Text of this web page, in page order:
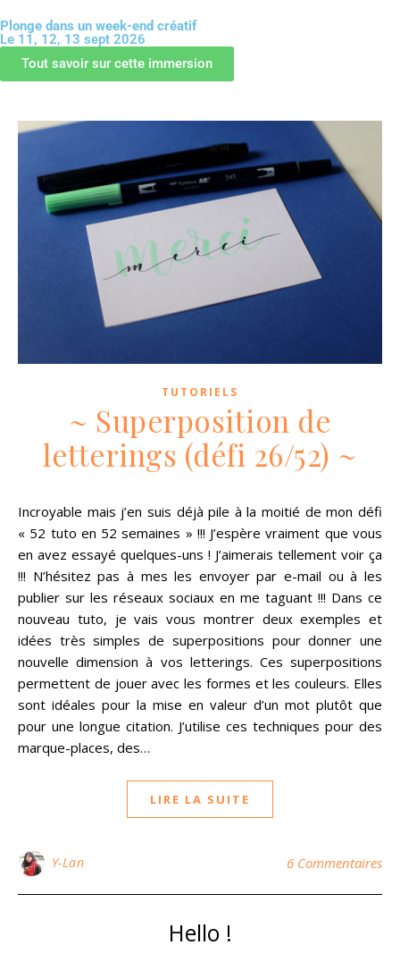
TUTORIELS
~ Superposition de
letterings (défi 26/52) ~
Incroyable mais j’en suis déjà pile à la moitié de mon défi
« 52 tuto en 52 semaines » !!! J’espère vraiment que vous
en avez essayé quelques-uns ! J’aimerais tellement voir ça
!!! N’hésitez pas à mes les envoyer par e-mail ou à les
publier sur les réseaux sociaux en me taguant !!! Dans ce
nouveau tuto, je vais vous montrer deux exemples et
idées très simples de superpositions pour donner une
nouvelle dimension à vos letterings. Ces superpositions
permettent de jouer avec les formes et les couleurs. Elles
sont idéales pour la mise en valeur d’un mot plutôt que
pour une longue citation. J’utilise ces techniques pour des
marque-places, des…
LIRE LA SUITE
Y-Lan 6 Commentaires
Hello !
Plonge dans un week-end créatif
Le 11, 12, 13 sept 2026
Tout savoir sur cette immersion